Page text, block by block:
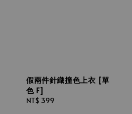
假兩件針織撞色上衣 [單
色 F]
Regular
NT$ 399